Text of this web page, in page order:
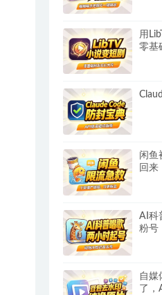
用
零基
闲鱼
回来
AI科
粉号
自
了